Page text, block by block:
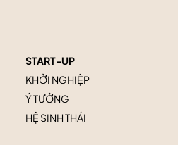
START-UP
KHỞI NGHIỆP
Ý TƯỞNG
HỆ SINH THÁI